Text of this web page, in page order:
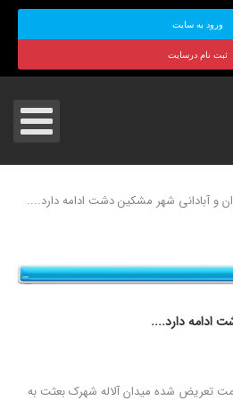
ورود به سایت
ثبت نام درسایت
و آبادانی شهر مشکین دشت ادامه دارد....
ادامه دارد....
تعریض شده میدان آلاله شهرک بعثت به